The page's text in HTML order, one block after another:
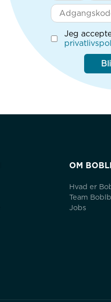
Jeg
OM
Hvad er
Team
Jobs